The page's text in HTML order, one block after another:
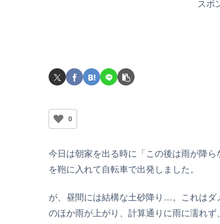
スポ
0
今日は朝家を出る時に「この後は雨が降
を鞄に入れて自転車で出発しました。
が、昼間には結構な土砂降り…。これは
のほか雨が上がり、計算通りに雨に濡れ